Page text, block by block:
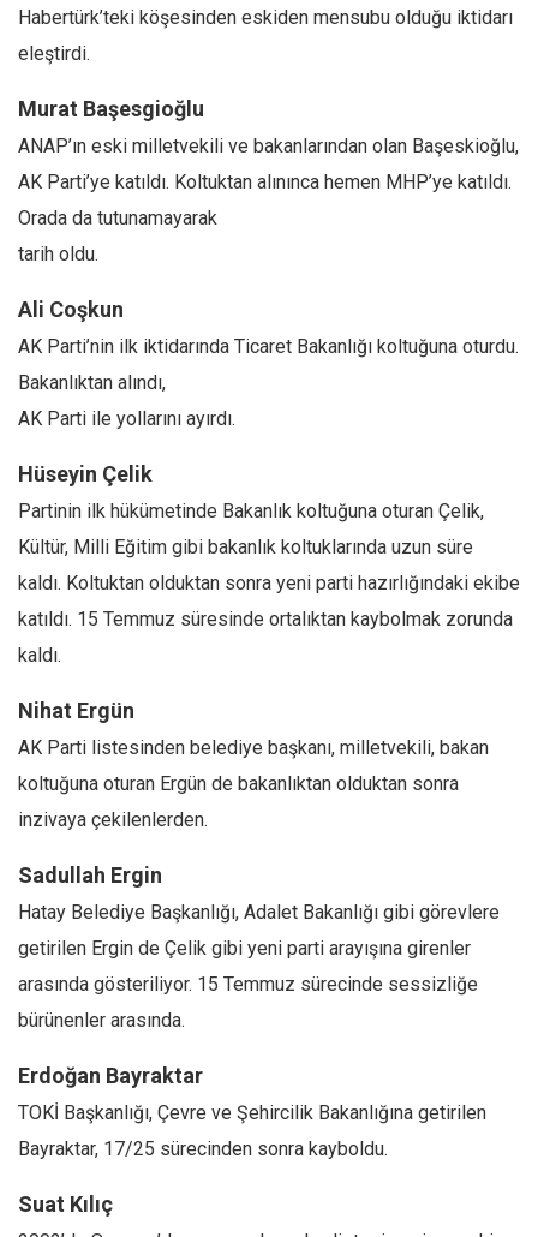
Habertürk’teki köşesinden eskiden mensubu olduğu iktidarı
eleştirdi.
Murat Başesgioğlu
ANAP’ın eski milletvekili ve bakanlarından olan Başeskioğlu,
AK Parti’ye katıldı. Koltuktan alınınca hemen MHP’ye katıldı.
Orada da tutunamayarak
tarih oldu.
Ali Coşkun
AK Parti’nin ilk iktidarında Ticaret Bakanlığı koltuğuna oturdu.
Bakanlıktan alındı,
AK Parti ile yollarını ayırdı.
Hüseyin Çelik
Partinin ilk hükümetinde Bakanlık koltuğuna oturan Çelik,
Kültür, Milli Eğitim gibi bakanlık koltuklarında uzun süre
kaldı. Koltuktan olduktan sonra yeni parti hazırlığındaki ekibe
katıldı. 15 Temmuz süresinde ortalıktan kaybolmak zorunda
kaldı.
Nihat Ergün
AK Parti listesinden belediye başkanı, milletvekili, bakan
koltuğuna oturan Ergün de bakanlıktan olduktan sonra
inzivaya çekilenlerden.
Sadullah Ergin
Hatay Belediye Başkanlığı, Adalet Bakanlığı gibi görevlere
getirilen Ergin de Çelik gibi yeni parti arayışına girenler
arasında gösteriliyor. 15 Temmuz sürecinde sessizliğe
bürünenler arasında.
Erdoğan Bayraktar
TOKİ Başkanlığı, Çevre ve Şehircilik Bakanlığına getirilen
Bayraktar, 17/25 sürecinden sonra kayboldu.
Suat Kılıç